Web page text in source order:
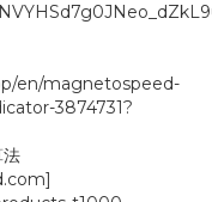
en/magnetospeed-
3874731?
法